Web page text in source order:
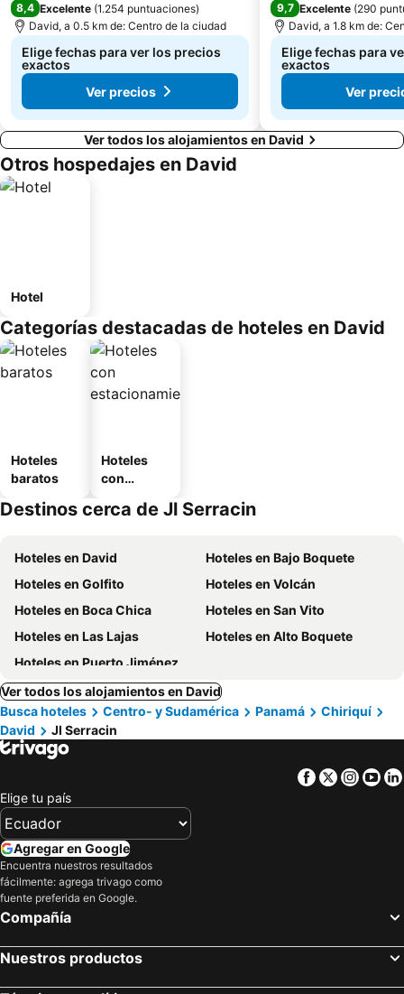
8,4 Excelente (1.254 puntuaciones)
David, a 0.5 km de: Centro de la ciudad
Elige fechas para ver los precios
exactos
Ver precios
9,7 Excelente (290
David, a 1.8 km de:
Elige fechas para
exactos
Ver
Ver todos los alojamientos en David
Otros hospedajes en David
Hotel
Categorías destacadas de hoteles en David
Hoteles
baratos
Hoteles
con
miento
Destinos cerca de Jl Serracin
Hoteles en David
Hoteles en Bajo Boquete
Hoteles en Golfito
Hoteles en Volcán
Hoteles en Boca Chica
Hoteles en San Vito
Hoteles en Las Lajas
Hoteles en Alto Boquete
Hoteles en Puerto Jiménez
Ver todos los alojamientos en David
Busca hoteles
Centro- y Sudamérica Panamá
Chiriquí
David
Jl Serracin
Facebook
Twitter
Elige tu país
Agregar en Google
Encuentra nuestros resultados
fácilmente: agrega trivago como
fuente preferida en Google.
Compañía
Nuestros productos